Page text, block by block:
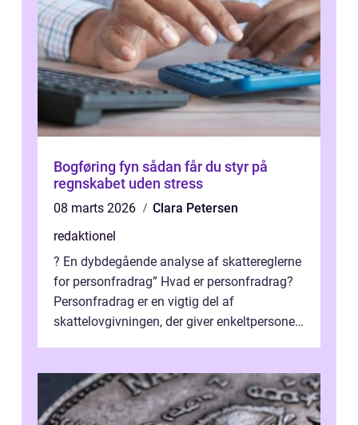
Bogføring fyn sådan får du styr på
regnskabet uden stress
08 marts 2026
Clara Petersen
redaktionel
? En dybdegående analyse af skattereglerne
for personfradrag” Hvad er personfradrag?
Personfradrag er en vigtig del af
skattelovgivningen, der giver enkeltpersoner